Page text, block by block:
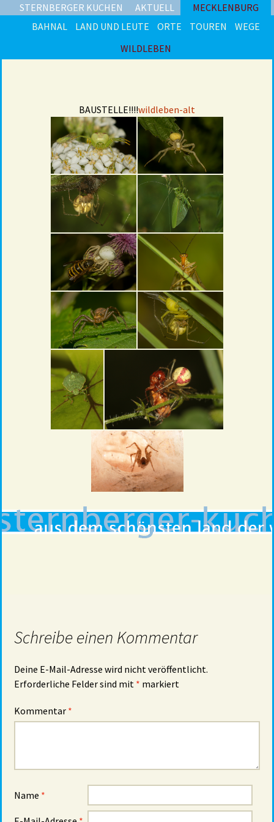
STERNBERGER KUCHEN AKTUELL
MECKLENBURG
BAHNAL
LAND UND LEUTE ORTE TOUREN
WEGE
WILDLEBEN
BAUSTELLE!!!!wildleben-alt
Schreibe einen Kommentar
Deine E-Mail-Adresse wird nicht veröffentlicht.
Erforderliche Felder sind mit * markiert
Kommentar *
Name *